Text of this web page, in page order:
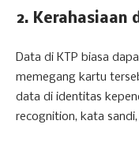
2. Kerahasiaan
Data di KTP biasa
memegang kartu
data di identitas
recognition, kata